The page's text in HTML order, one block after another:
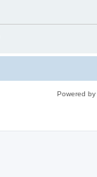
Powered by